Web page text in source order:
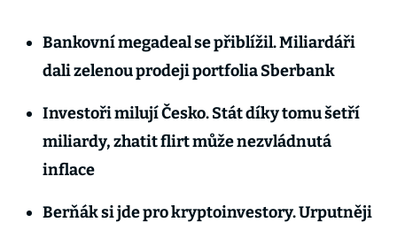
Bankovní megadeal se přiblížil. Miliardáři
dali zelenou prodeji portfolia Sberbank
Investoři milují Česko. Stát díky tomu šetří
miliardy, zhatit flirt může nezvládnutá
inflace
Berňák si jde pro kryptoinvestory. Urputněji